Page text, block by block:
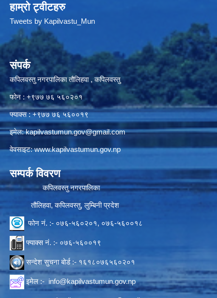
हाम्रो ट्वीटहरु
Tweets by Kapilvastu_Mun
संपर्क
कपिलवस्तु नगरपालिका तौलिहवा , कपिलवस्तु
फोन : +९७७ ७६ ५६०२०१
फ्याक्स : +९७७ ७६ ५६००१९
इमेल:kapilvastumun.gov@gmail.com
वेवसाइट:www.kapilvastumun.gov.np
सम्पर्क विवरण
कपिलवस्तु नगरपालिका
तौलिहवा, कपिलवस्तु, लुम्बिनी प्रदेश
फोन नं. :- ०७६-५६०२०१, ०७६-५६००१८
फ्याक्स नं. :- ०७६-५६००१९
सन्देश सुचना बोर्ड :- १६१८०७६५६०२०१
इमेल :- info@kapilvastumun.gov.np